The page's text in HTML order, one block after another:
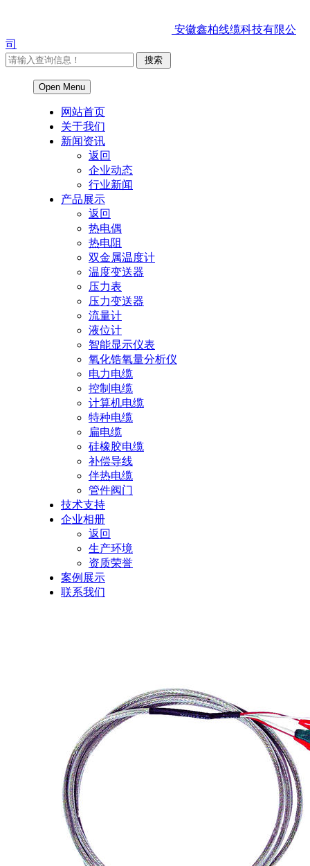
安徽鑫柏线缆科技有限公
司
Open Menu
网站首页
关于我们
新闻资讯
返回
企业动态
行业新闻
产品展示
返回
热电偶
热电阻
双金属温度计
温度变送器
压力表
压力变送器
流量计
液位计
智能显示仪表
氧化锆氧量分析仪
电力电缆
控制电缆
计算机电缆
特种电缆
扁电缆
硅橡胶电缆
补偿导线
伴热电缆
管件阀门
技术支持
企业相册
返回
生产环境
资质荣誉
案例展示
联系我们